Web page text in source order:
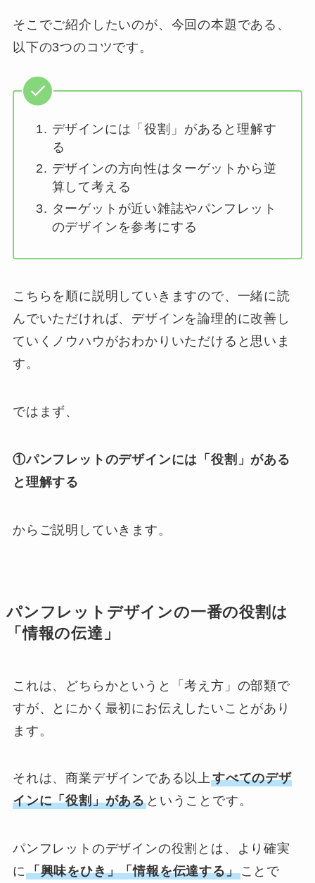
そこでご紹介したいのが、今回の本題である、
以下の3つのコツです。
デザインには「役割」があると理解す
る
デザインの方向性はターゲットから逆
算して考える
ターゲットが近い雑誌やパンフレット
のデザインを参考にする
こちらを順に説明していきますので、一緒に読
んでいただければ、デザインを論理的に改善し
ていくノウハウがおわかりいただけると思いま
す。
ではまず、
①パンフレットのデザインには「役割」がある
と理解する
からご説明していきます。
パンフレットデザインの一番の役割は
「情報の伝達」
これは、どちらかというと「考え方」の部類で
すが、とにかく最初にお伝えしたいことがあり
ます。
それは、商業デザインである以上すべてのデザ
インに「役割」があるということです。
パンフレットのデザインの役割とは、より確実
に「興味をひき」「情報を伝達する」ことで